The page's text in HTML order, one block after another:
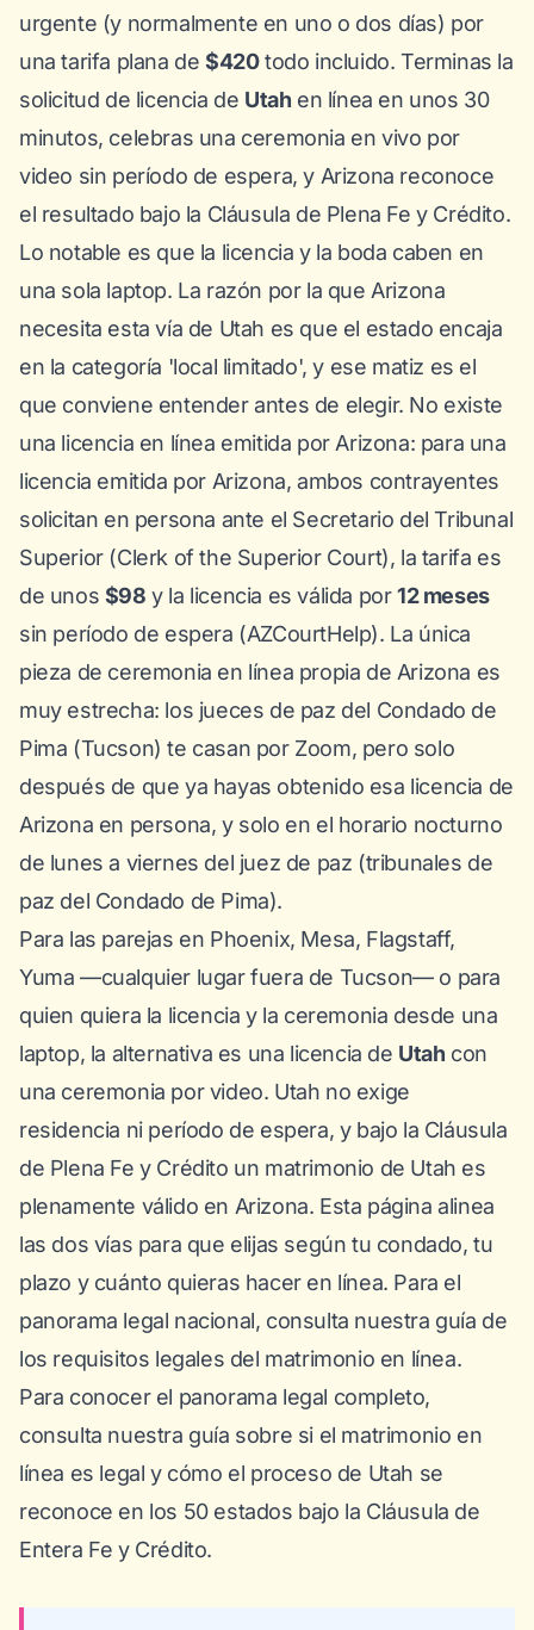
urgente (y normalmente en uno o dos días) por
una tarifa plana de $420todo incluido. Terminas la
solicitud de licencia de Utah en línea en unos 30
minutos, celebras una ceremonia en vivo por
video sin período de espera, y Arizona reconoce
el resultado bajo la Cláusula de Plena Fe y Crédito.
Lo notable es que la licenciayla boda caben en
una sola laptop. La razón por la que Arizona
necesita esta vía de Utah es que el estado encaja
en la categoría 'local limitado', y ese matiz es el
que conviene entender antes de elegir. No existe
una licencia en línea emitida porArizona: para una
licencia emitida por Arizona, ambos contrayentes
solicitan en persona ante el Secretario del Tribunal
Superior (Clerk of the Superior Court), la tarifa es
de unos $98 y la licencia es válida por12 meses
sin período de espera (AZCourtHelp). La única
pieza de ceremonia en línea propia de Arizona es
muy estrecha: los jueces de paz del Condado de
Pima (Tucson) te casan por Zoom, pero solo
después de que ya hayas obtenido esa licencia de
Arizona en persona, y solo en el horario nocturno
de lunes a viernes del juez de paz (tribunales de
paz del Condado de Pima).
Para las parejas en Phoenix, Mesa, Flagstaff,
Yuma —cualquier lugar fuera de Tucson— o para
quien quiera la licenciayla ceremonia desde una
laptop, la alternativa es una licencia de Utah con
una ceremonia por video. Utah no exige
residencia ni período de espera, y bajo la Cláusula
de Plena Fe y Crédito un matrimonio de Utah es
plenamente válido en Arizona. Esta página alinea
las dos vías para que elijas según tu condado, tu
plazo y cuánto quieras hacer en línea. Para el
panorama legal nacional, consulta nuestra guía de
los requisitos legales del matrimonio en línea.
Para conocer el panorama legal completo,
consulta nuestra guía sobre si el matrimonio en
línea es legal y cómo el proceso de Utah se
reconoce en los 50 estados bajo la Cláusula de
Entera Fe y Crédito.